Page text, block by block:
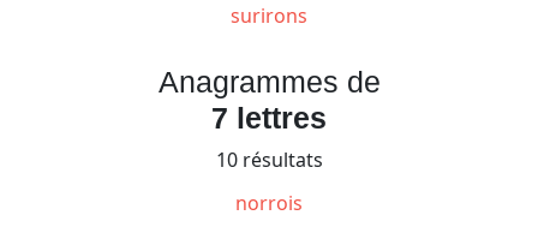
surirons
Anagrammes de
7 lettres
10 résultats
norrois